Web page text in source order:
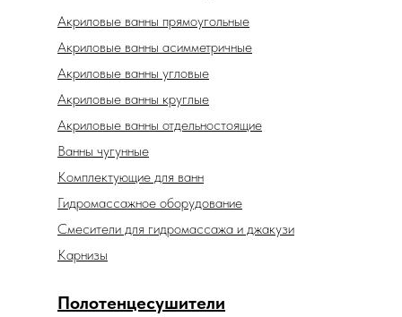
Акриловые ванны прямоугольные
Акриловые ванны отдельностоящие
Акриловые ванны асимметричные
Акриловые ванны угловые
Акриловые ванны круглые
Ванны чугунные
Комплектующие для ванн
Гидромассажное оборудование
Смесители для гидромассажа и джакузи
Карнизы
Полотенцесушители